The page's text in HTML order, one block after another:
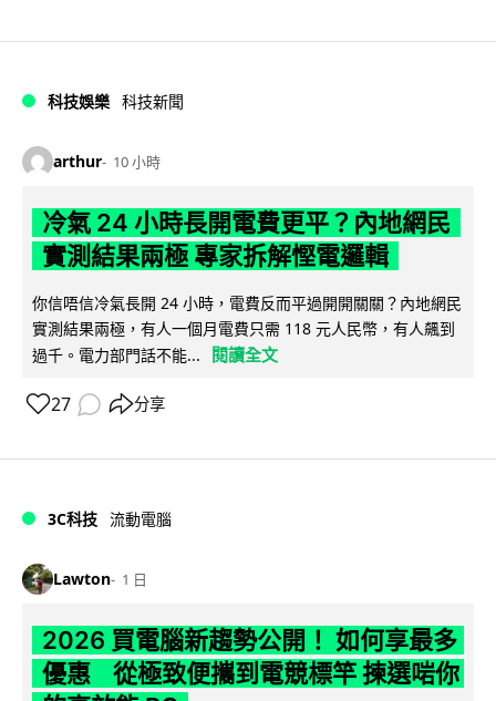
科技娛樂 科技新聞
arthur 10 小時
冷氣 24 小時長開電費更平？內地網民
實測結果兩極 專家拆解慳電邏輯
你信唔信冷氣長開 24 小時，電費反而平過開開關關？內地網民
實測結果兩極，有人一個月電費只需 118 元人民幣，有人飆到
過千。電力部門話不能...
閱讀全文
27 分享
3C科技 流動電腦
Lawton 1 日
2026 買電腦新趨勢公開！ 如何享最多
優惠 從極致便攜到電競標竿 揀選啱你